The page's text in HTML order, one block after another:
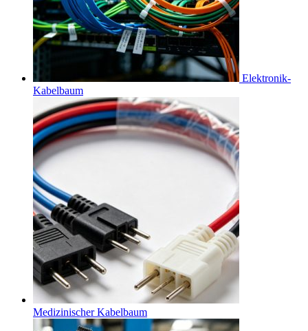
Elektronik-
Kabelbaum
Medizinischer Kabelbaum